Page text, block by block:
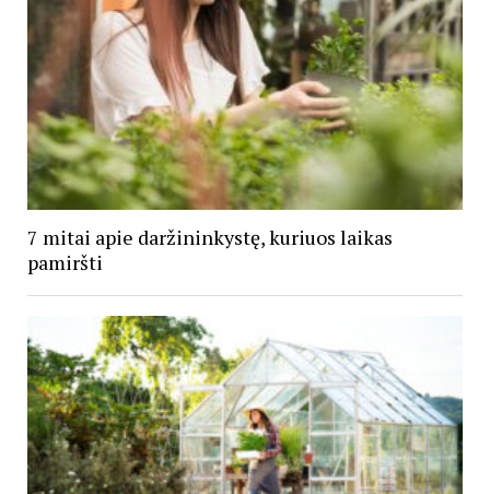
7 mitai apie daržininkystę, kuriuos laikas
pamiršti